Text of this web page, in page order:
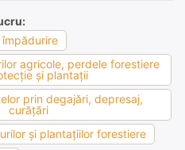
agricole, perdele forestiere
şi plantaţii
prin degajări, depresaj,
curăţări
şi plantaţiilor forestiere